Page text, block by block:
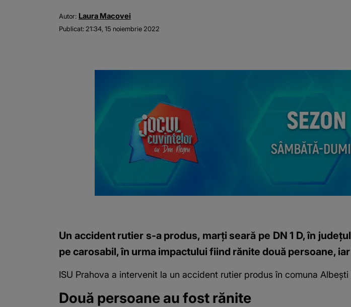
Autor: Laura Macovei
Publicat: 21:34, 15 noiembrie 2022
Un accident rutier s-a produs, marţi seară pe DN 1 D, în
pe carosabil, în urma impactului fiind rănite două persoane,
ISU Prahova a intervenit la un accident rutier produs în comuna
Două persoane au fost rănite